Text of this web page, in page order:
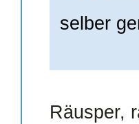
selber
Räusper,